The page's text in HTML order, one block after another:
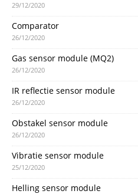
29/12/2020
Comparator
26/12/2020
Gas sensor module (MQ2)
26/12/2020
IR reflectie sensor module
26/12/2020
Obstakel sensor module
26/12/2020
Vibratie sensor module
25/12/2020
Helling sensor module